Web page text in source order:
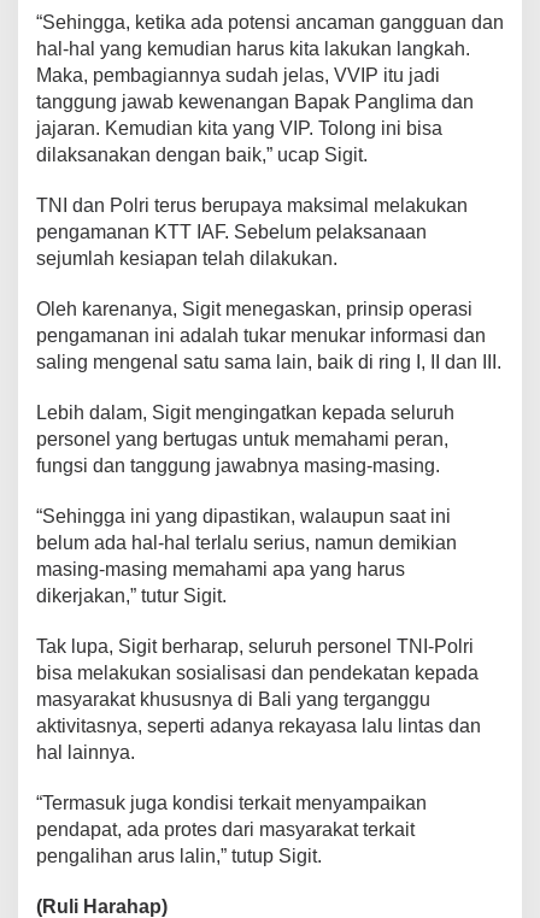
“Sehingga, ketika ada potensi ancaman gangguan dan
hal-hal yang kemudian harus kita lakukan langkah.
Maka, pembagiannya sudah jelas, VVIP itu jadi
tanggung jawab kewenangan Bapak Panglima dan
jajaran. Kemudian kita yang VIP. Tolong ini bisa
dilaksanakan dengan baik,” ucap Sigit.
TNI dan Polri terus berupaya maksimal melakukan
pengamanan KTT IAF. Sebelum pelaksanaan
sejumlah kesiapan telah dilakukan.
Oleh karenanya, Sigit menegaskan, prinsip operasi
pengamanan ini adalah tukar menukar informasi dan
saling mengenal satu sama lain, baik di ring I, II dan III.
Lebih dalam, Sigit mengingatkan kepada seluruh
personel yang bertugas untuk memahami peran,
fungsi dan tanggung jawabnya masing-masing.
“Sehingga ini yang dipastikan, walaupun saat ini
belum ada hal-hal terlalu serius, namun demikian
masing-masing memahami apa yang harus
dikerjakan,” tutur Sigit.
Tak lupa, Sigit berharap, seluruh personel TNI-Polri
bisa melakukan sosialisasi dan pendekatan kepada
masyarakat khususnya di Bali yang terganggu
aktivitasnya, seperti adanya rekayasa lalu lintas dan
hal lainnya.
“Termasuk juga kondisi terkait menyampaikan
pendapat, ada protes dari masyarakat terkait
pengalihan arus lalin,” tutup Sigit.
(Ruli Harahap)